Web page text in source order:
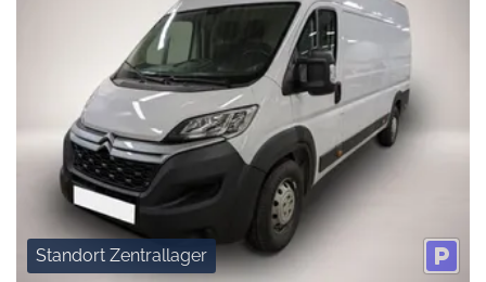
Standort Zentrallager